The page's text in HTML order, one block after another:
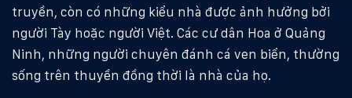
truyền, còn có những kiểu nhà được ảnh hưởng bởi
người Tày hoặc người Việt. Các cư dân Hoa ở Quảng
Ninh, những người chuyên đánh cá ven biển, thường
sống trên thuyền đồng thời là nhà của họ.